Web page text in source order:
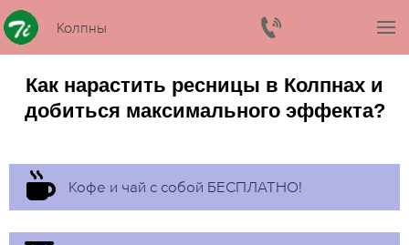
Колпны
Как нарастить ресницы в Колпнах и
добиться максимального эффекта?
Кофе и чай с собой БЕСПЛАТНО!